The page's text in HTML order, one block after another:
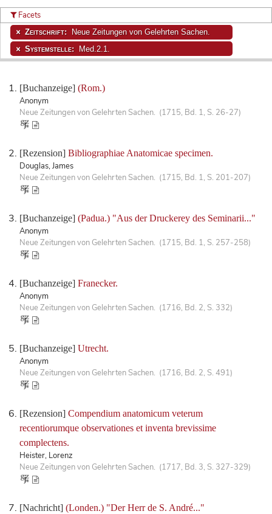
[Buchanzeige] (Rom.)
Anonym
Neue Zeitungen von Gelehrten Sachen. (1715, Bd. 1, S. 26-27)
[Rezension] Bibliographiae Anatomicae specimen.
Douglas, James
Neue Zeitungen von Gelehrten Sachen. (1715, Bd. 1, S. 201-207)
[Buchanzeige] (Padua.) "Aus der Druckerey des Seminarii..."
Anonym
Neue Zeitungen von Gelehrten Sachen. (1715, Bd. 1, S. 257-258)
[Buchanzeige] Franecker.
Anonym
Neue Zeitungen von Gelehrten Sachen. (1716, Bd. 2, S. 332)
[Buchanzeige] Utrecht.
Anonym
Neue Zeitungen von Gelehrten Sachen. (1716, Bd. 2, S. 491)
[Rezension] Compendium anatomicum veterum
recentiorumque observationes et inventa brevissime
complectens.
Heister, Lorenz
Neue Zeitungen von Gelehrten Sachen. (1717, Bd. 3, S. 327-329)
[Nachricht] (Londen.) "Der Herr de S. André..."
Facets
Zeitschrift: Neue Zeitungen von Gelehrten Sachen.
Systemstelle: Med.2.1.